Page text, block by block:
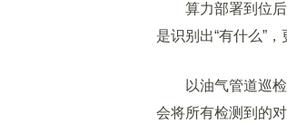
算力部署到位后
是识别出“有什么”
以油气管道巡检
会将所有检测到的